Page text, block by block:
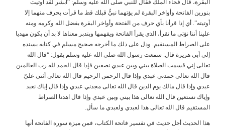
البقرة، قال فجاء الملك فقال للنبي صلى الله عليه وسلم: “أبشر لقد أوتيت
بنورين الفاتحة وأواخر البقرة لم يؤتهما نبيٌّ قبلك قط ما قرأت بحرف منهما إلا
أوتيته”. أي إذا قرأنا بأي حرف من الفتحة وأواخر البقرة بفضل الله وكرمه ومنه
علينا أننا نؤتى ما نقرأ، الذي يقرأ الفاتحة ويفهمها ويتدبر معناها لا بد أن يكون مهديا
على الصراط المستقيم. ودل على ذلك ما أخرجه صحيح مسلم في كتابه بسنده
إلى أبي هريرة قال: سمعت رسول الله صلى الله عليه وسلم يقول: “قال الله
تعالى إني قسمت الصلاة بيني وبين عبدي نصفين فإذا قال الحمد لله رب العالمين
قال الله تعالى حمدني عبدي وإذا قال الرحمن الرحيم قال الله تعالى أثنى عليّ
عبدي وإذا قال مالك يوم الدين قال الله تعالى مجدني عبدي وإذا قال إياك نعبد
وإياك نستعين قال الله تعالى هذا بيني وبين عبدي وإذا قال اهدنا الصراط
المستقيم قال الله تعالى هذا لعبدي ولعبدي ما سأل.
هذا الحديث أجل حديث في تفسير فاتحة الكتاب، فمن ميزة سورة الفاتحة أنها